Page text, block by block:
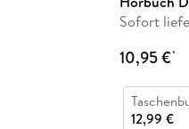
Sofort
10,95 €*
12,99 €